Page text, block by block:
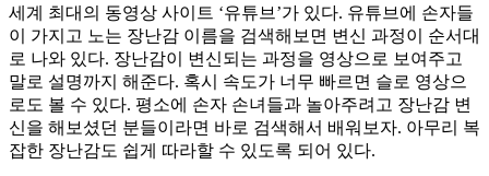
세계 최대의 동영상 사이트 ‘유튜브’가 있다. 유튜브에 손자들
이 가지고 노는 장난감 이름을 검색해보면 변신 과정이 순서대
로 나와 있다. 장난감이 변신되는 과정을 영상으로 보여주고
말로 설명까지 해준다. 혹시 속도가 너무 빠르면 슬로 영상으
로도 볼 수 있다. 평소에 손자 손녀들과 놀아주려고 장난감 변
신을 해보셨던 분들이라면 바로 검색해서 배워보자. 아무리 복
잡한 장난감도 쉽게 따라할 수 있도록 되어 있다.